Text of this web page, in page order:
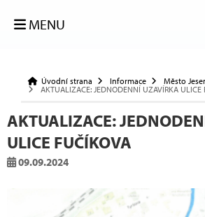
MENU
Úvodní strana Informace
Město
AKTUALIZACE: JEDNODENNÍ UZAVÍRKA ULICE
AKTUALIZACE:
ULICE FUČÍKOVA
09.09.2024